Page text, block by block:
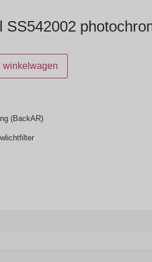
SS542002
winkelwagen
(BackAR)